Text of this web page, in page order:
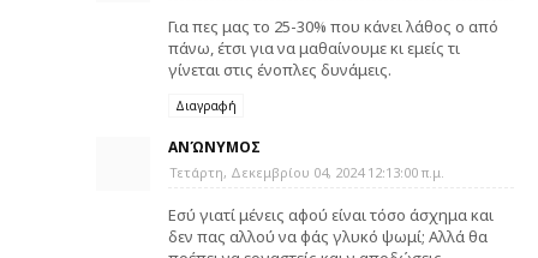
Για πες μας το 25-30% που κάνει λάθος ο από
πάνω, έτσι για να μαθαίνουμε κι εμείς τι
γίνεται στις ένοπλες δυνάμεις.
Διαγραφή
ΑΝΏΝΥΜΟΣ
Τετάρτη, Δεκεμβρίου 04, 2024 12:13:00 π.μ.
Εσύ γιατί μένεις αφού είναι τόσο άσχημα και
δεν πας αλλού να φάς γλυκό ψωμί; Αλλά θα